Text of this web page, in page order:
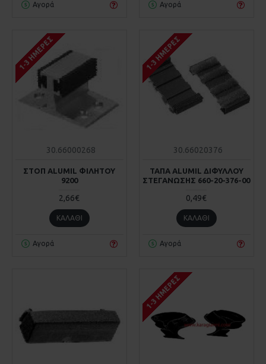
Αγορά Αγορά
1-3 ΗΜΈΡΕΣ
30.66000268
ΣΤΟΠ ALUMIL ΦΙΛΗΤΟΥ
9200
2,66€
ΚΑΛΆΘΙ
Αγορά
1-3 ΗΜΈΡΕΣ
30.66020376
ΤΑΠΑ ALUMIL ΔΙΦΥΛΛΟΥ
ΣΤΕΓΑΝΩΣΗΣ 660-20-376-00
0,49€
ΚΑΛΆΘΙ
Αγορά
1-3 ΗΜΈΡΕΣ